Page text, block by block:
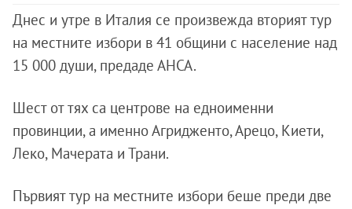
Днес и утре в Италия се произвежда вторият тур
на местните избори в 41 общини с население над
15 000 души, предаде АНСА.
Шест от тях са центрове на едноименни
провинции, а именно Агридженто, Арецо, Киети,
Леко, Мачерата и Трани.
Първият тур на местните избори беше преди две